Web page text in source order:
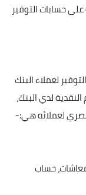
حسابات التوفير
من حسابات التوفير لعملاء البنك
لدي البنك،
لعملائه هي:-
حساب